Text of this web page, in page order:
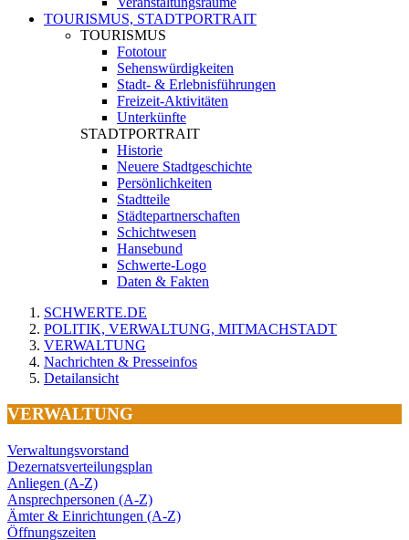
TOURISMUS, STADTPORTRAIT
TOURISMUS
Fototour
Sehenswürdigkeiten
Stadt- & Erlebnisführungen
Freizeit-Aktivitäten
Unterkünfte
STADTPORTRAIT
Historie
Neuere Stadtgeschichte
Persönlichkeiten
Stadtteile
Städtepartnerschaften
Schichtwesen
Hansebund
Schwerte-Logo
Daten & Fakten
SCHWERTE.DE
POLITIK, VERWALTUNG, MITMACHSTADT
VERWALTUNG
Nachrichten & Presseinfos
Detailansicht
VERWALTUNG
Verwaltungsvorstand
Dezernatsverteilungsplan
Anliegen (A-Z)
Ansprechpersonen (A-Z)
Ämter & Einrichtungen (A-Z)
Öffnungszeiten